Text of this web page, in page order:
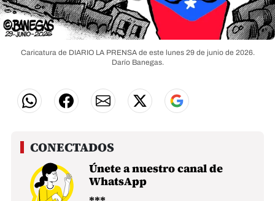
Caricatura de DIARIO LA PRENSA de este lunes 29 de junio de 2026.
Darío Banegas.
Únete a nuestro canal de
WhatsApp